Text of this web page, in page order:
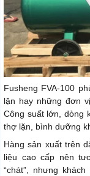
Fusheng FVA-100
lặn hay những đơn
Công suất lớn, dòng
thợ lặn, bình dưỡng
Hàng sản xuất trên
liệu cao cấp nên
“chát”, nhưng